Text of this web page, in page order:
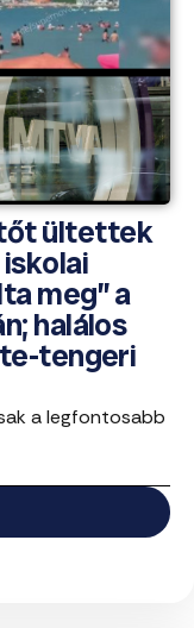
ültettek
meg” a
halálos
tengeri
a legfontosabb